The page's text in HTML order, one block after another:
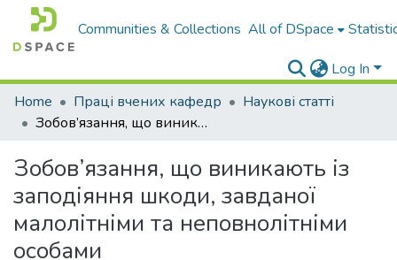
Communities & Collections All of DSpace
Log In
Home
Праці вчених кафедр
Наукові статті
Зобов’язання, що виникають із заподіяння шкоди, завданої малолітніми та неповнолітніми особами
Зобов’язання, що виникають із
заподіяння шкоди, завданої
малолітніми та неповнолітніми
особами